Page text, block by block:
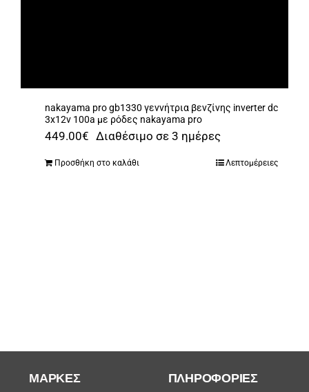
nakayama pro gb1330 γεννήτρια βενζίνης inverter dc
3x12v 100a με ρόδες nakayama pro
449.00€ Διαθέσιμο σε 3 ημέρες
Προσθήκη στο καλάθι Λεπτομέρειες
ΜΆΡΚΕΣ ΠΛΗΡΟΦΟΡΙΕΣ